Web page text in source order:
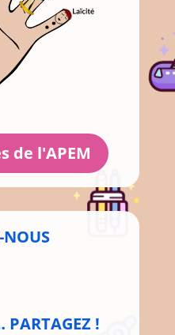
de l'APEM
NOUS
!